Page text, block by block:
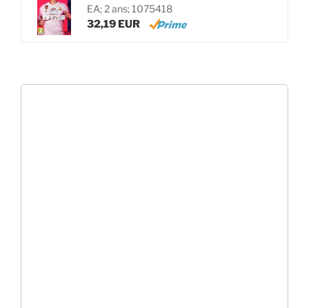
EA; 2 ans; 1075418
32,19 EUR